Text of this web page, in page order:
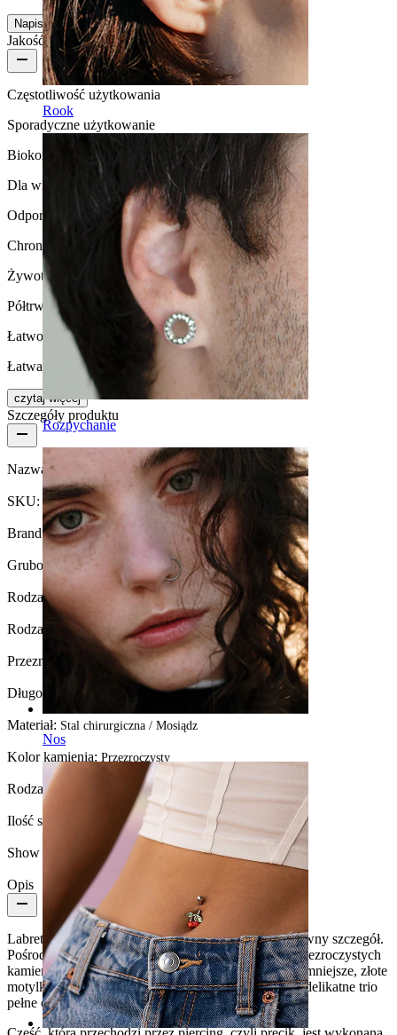
Rook
Rozpychanie
Nos
Napisz opinię
Jakość produktu
Częstotliwość użytkowania
Sporadyczne użytkowanie
Biokompatybilność
Dla większości rodzajów skóry
Odporność na działanie wody
Chronić przed wodą
Żywotność
Półtrwała
Łatwość użytkowania
Łatwa w obsłudze
czytaj więcej
Szczegóły produktu
Nazwa: Labret z trzema motylkami
SKU:Labret-223
Brand:Bodymod Moments
Grubość gwintu:
Rodzaj zapięcia: Gwint wewnętrzny
Rodzaj biżuterii: Labret
Przeznaczenie: Tragus, Płatek ucha, Helix, Conch
Długość:
Materiał: Stal chirurgiczna / Mosiądz
Kolor kamienia: Przezroczysty
Rodzaj kamienia: Cyrkonia sześcienna
Ilość sztuk:
Show pair option:Tak
Opis
Labret z trzema motylkami to przede wszystkim zabawny szczegół.
Pośrodku znajduje się większy motyl wykonany z przezroczystych
kamieni osadzonych w pazurkach, podczas gdy dwa mniejsze, złote
motylki są umieszczone po dwóch stronach, tworząc delikatne trio
pełne charakteru.